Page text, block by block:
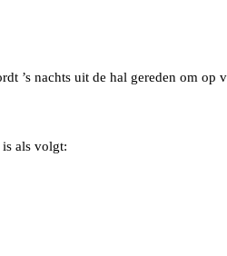
’s nachts uit de hal gereden om
als volgt: